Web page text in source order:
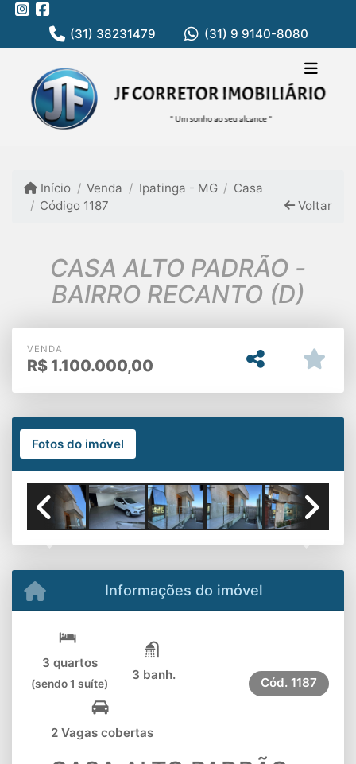
(31) 38231479 (31) 9 9140-8080
Início Venda Ipatinga - MG
Casa
Código 1187
Voltar
CASA ALTO PADRÃO -
BAIRRO RECANTO (D)
VENDA
R$ 1.100.000,00
Fotos do imóvel
Previous Next
Informações do imóvel
3 quartos
(sendo 1 suíte)
3 banh.
2 Vagas cobertas
Cód. 1187